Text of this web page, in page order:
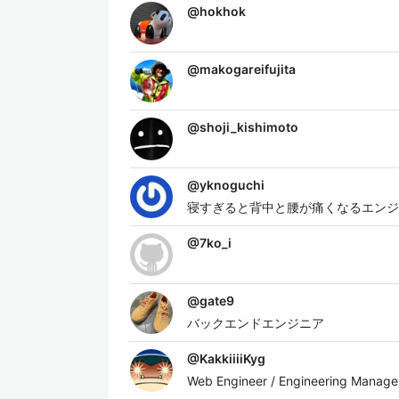
@hokhok
@makogareifujita
@shoji_kishimoto
@yknoguchi
寝すぎると背中と腰が痛くなるエン
@7ko_i
@gate9
バックエンドエンジニア
@KakkiiiiKyg
Web Engineer / Engineering